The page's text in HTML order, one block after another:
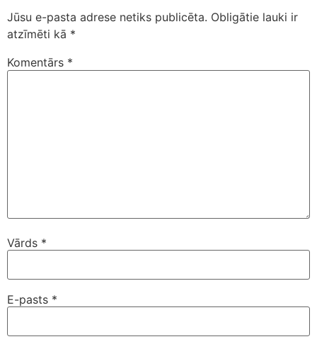
Jūsu e-pasta adrese netiks publicēta. Obligātie lauki ir
atzīmēti kā *
Komentārs *
Vārds *
E-pasts *